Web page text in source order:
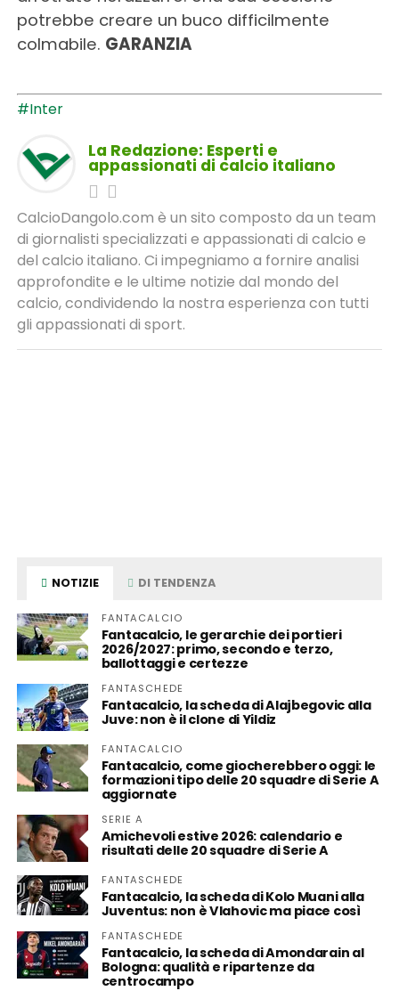
potrebbe creare un buco difficilmente
colmabile. GARANZIA
#Inter
La Redazione: Esperti e
appassionati di calcio italiano
CalcioDangolo.com è un sito composto da un team
di giornalisti specializzati e appassionati di calcio e
del calcio italiano. Ci impegniamo a fornire analisi
approfondite e le ultime notizie dal mondo del
calcio, condividendo la nostra esperienza con tutti
gli appassionati di sport.
NOTIZIE DI TENDENZA
FANTACALCIO
Fantacalcio, le gerarchie dei portieri
2026/2027: primo, secondo e terzo,
ballottaggi e certezze
FANTASCHEDE
Fantacalcio, la scheda di Alajbegovic alla
Juve: non è il clone di Yildiz
FANTACALCIO
Fantacalcio, come giocherebbero oggi: le
formazioni tipo delle 20 squadre di Serie A
aggiornate
SERIE A
Amichevoli estive 2026: calendario e
risultati delle 20 squadre di Serie A
FANTASCHEDE
Fantacalcio, la scheda di Kolo Muani alla
Juventus: non è Vlahovic ma piace così
FANTASCHEDE
Fantacalcio, la scheda di Amondarain al
Bologna: qualità e ripartenze da
centrocampo